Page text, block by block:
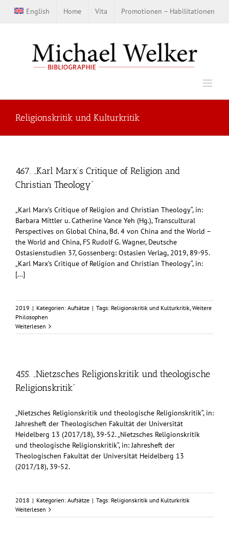
Inhalt
English Home Vita Promotionen – Habilitationen
Religionskritik und Kulturkritik
467. „Karl Marx’s Critique of Religion and
Christian Theology“
„Karl Marx’s Critique of Religion and Christian Theology“, in:
Barbara Mittler u. Catherine Vance Yeh (Hg.), Transcultural
Perspectives on Global China, Bd. 4 von China and the World –
the World and China, FS Rudolf G. Wagner, Deutsche
Ostasienstudien 37, Gossenberg: Ostasien Verlag, 2019, 89-95.
„Karl Marx’s Critique of Religion and Christian Theology“, in:
[...]
2019 | Kategorien: Aufsätze | Tags: Religionskritik und Kulturkritik, Weitere
Philosophen
Weiterlesen
455. „Nietzsches Religionskritik und theologische
Religionskritik“
„Nietzsches Religionskritik und theologische Religionskritik“, in:
Jahresheft der Theologischen Fakultät der Universität
Heidelberg 13 (2017/18), 39-52. „Nietzsches Religionskritik
und theologische Religionskritik“, in: Jahresheft der
Theologischen Fakultät der Universität Heidelberg 13
(2017/18), 39-52.
2018 | Kategorien: Aufsätze | Tags: Religionskritik und Kulturkritik
Weiterlesen